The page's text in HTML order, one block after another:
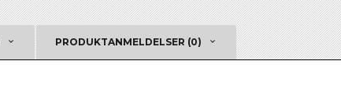
PRODUKTANMELDELSER (0)